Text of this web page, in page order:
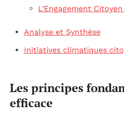
L’Engagement
Analyse et Synthèse
Initiatives climatiques
Les principes
efficace